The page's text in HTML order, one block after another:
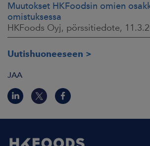
Muutokset HKFoodsin omien
omistuksessa
HKFoods Oyj, pörssitiedote,
Uutishuoneeseen
JAA